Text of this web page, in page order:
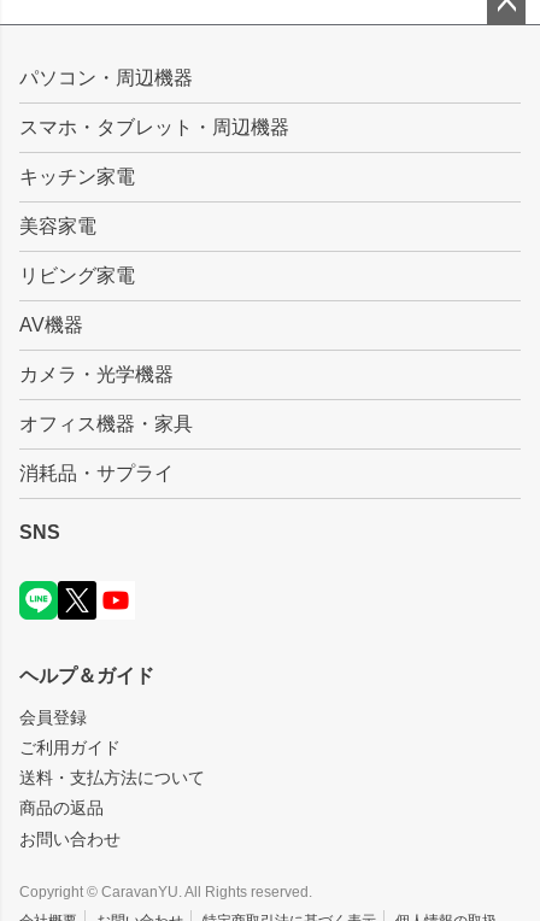
ップ
パソコン・周辺機器
スマホ・タブレット・周辺機器
キッチン家電
美容家電
リビング家電
AV機器
カメラ・光学機器
オフィス機器・家具
消耗品・サプライ
SNS
ヘルプ＆ガイド
会員登録
ご利用ガイド
送料・支払方法について
商品の返品
お問い合わせ
Copyright © CaravanYU. All Rights reserved.